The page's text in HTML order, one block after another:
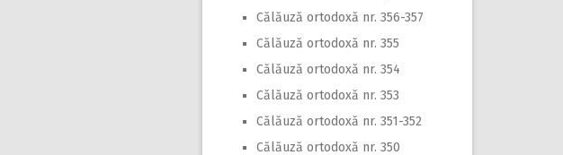
Călăuză ortodoxă nr. 356-357
Călăuză ortodoxă nr. 355
Călăuză ortodoxă nr. 354
Călăuză ortodoxă nr. 353
Călăuză ortodoxă nr. 351-352
Călăuză ortodoxă nr. 350